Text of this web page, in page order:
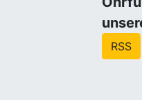
RSS